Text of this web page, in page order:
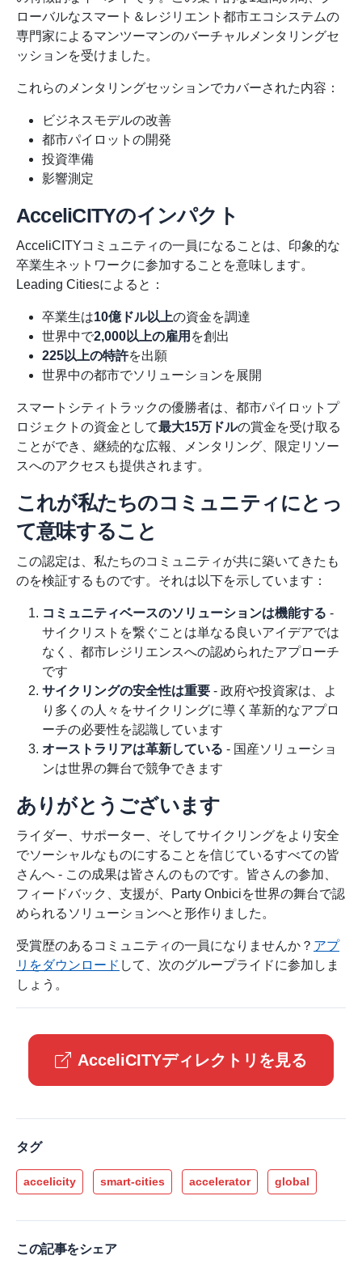
ローバルなスマート＆レジリエント都市エコシステムの
専門家によるマンツーマンのバーチャルメンタリングセ
ッションを受けました。
これらのメンタリングセッションでカバーされた内容：
ビジネスモデルの改善
都市パイロットの開発
投資準備
影響測定
AcceliCITYのインパクト
AcceliCITYコミュニティの一員になることは、印象的な
卒業生ネットワークに参加することを意味します。
Leading Citiesによると：
卒業生は10億ドル以上の資金を調達
世界中で2,000以上の雇用 を創出
225以上の特許を出願
世界中の都市でソリューションを展開
スマートシティトラックの優勝者は、都市パイロットプ
ロジェクトの資金として最大15万ドルの賞金を受け取る
ことができ、継続的な広報、メンタリング、限定リソー
スへのアクセスも提供されます。
これが私たちのコミュニティにとっ
て意味すること
この認定は、私たちのコミュニティが共に築いてきたも
のを検証するものです。それは以下を示しています：
コミュニティベースのソリューションは機能する -
サイクリストを繋ぐことは単なる良いアイデアでは
なく、都市レジリエンスへの認められたアプローチ
です
サイクリングの安全性は重要 - 政府や投資家は、よ
り多くの人々をサイクリングに導く革新的なアプロ
ーチの必要性を認識しています
オーストラリアは革新している - 国産ソリューショ
ンは世界の舞台で競争できます
ありがとうございます
ライダー、サポーター、そしてサイクリングをより安全
でソーシャルなものにすることを信じているすべての皆
さんへ - この成果は皆さんのものです。皆さんの参加、
フィードバック、支援が、Party Onbiciを世界の舞台で認
められるソリューションへと形作りました。
受賞歴のあるコミュニティの一員になりませんか？ アプ
リをダウンロード して、次のグループライドに参加しま
しょう。
AcceliCITYディレクトリを見る
タグ
accelicity smart-cities accelerator global
この記事をシェア